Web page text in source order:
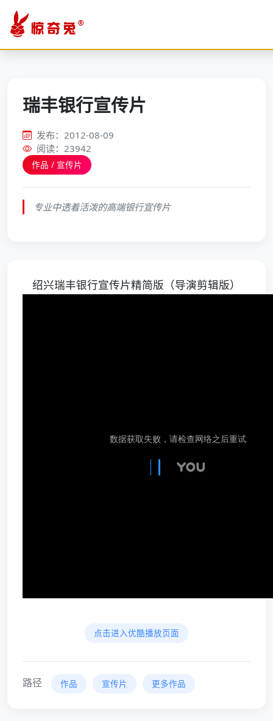
瑞丰银行宣传片
发布：2012-08-09
阅读：23942
作品 / 宣传片
专业中透着活泼的高端银行宣传片
绍兴瑞丰银行宣传片精简版（导演剪辑版）
点击进入优酷播放页面
路径 作品 宣传片 更多作品